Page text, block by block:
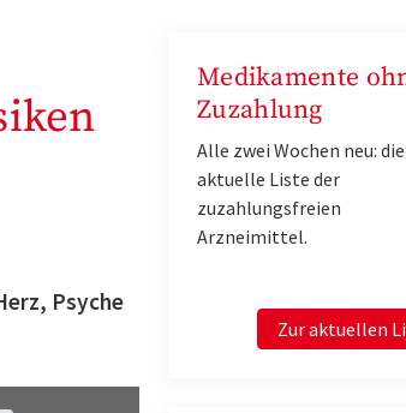
Psyche
Medikamente
Zuzahlung
Alle zwei Wochen neu: die
aktuelle Liste der
zuzahlungsfreien
Arzneimittel.
Zur aktuellen